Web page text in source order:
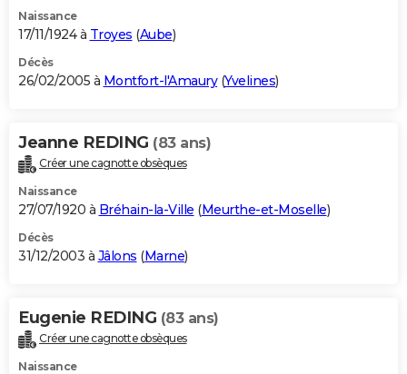
Naissance
17/11/1924 à Troyes (Aube)
Décès
26/02/2005 à Montfort-l'Amaury(Yvelines)
Jeanne REDING (83 ans)
Créer une cagnotte obsèques
Naissance
27/07/1920 à Bréhain-la-Ville (Meurthe-et-Moselle)
Décès
31/12/2003 à Jâlons (Marne)
Eugenie REDING (83 ans)
Créer une cagnotte obsèques
Naissance